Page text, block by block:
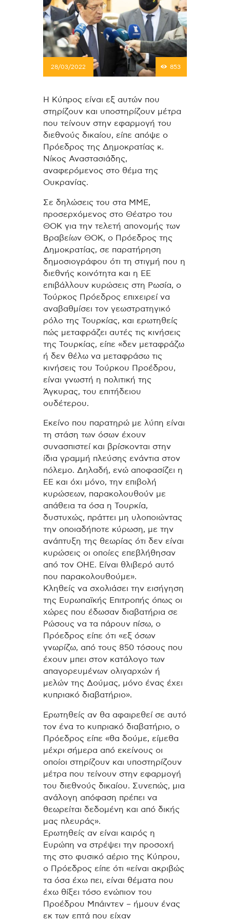
28/03/2022 853
Η Κύπρος είναι εξ αυτών που
στηρίζουν και υποστηρίζουν μέτρα
που τείνουν στην εφαρμογή του
διεθνούς δικαίου, είπε απόψε ο
Πρόεδρος της Δημοκρατίας κ.
Νίκος Αναστασιάδης,
αναφερόμενος στο θέμα της
Ουκρανίας.
Σε δηλώσεις του στα ΜΜΕ,
προσερχόμενος στο Θέατρο του
ΘΟΚ για την τελετή απονομής των
Βραβείων ΘΟΚ, ο Πρόεδρος της
Δημοκρατίας, σε παρατήρηση
δημοσιογράφου ότι τη στιγμή που η
διεθνής κοινότητα και η ΕΕ
επιβάλλουν κυρώσεις στη Ρωσία, ο
Τούρκος Πρόεδρος επιχειρεί να
αναβαθμίσει τον γεωστρατηγικό
ρόλο της Τουρκίας, και ερωτηθείς
πώς μεταφράζει αυτές τις κινήσεις
της Τουρκίας, είπε «δεν μεταφράζω
ή δεν θέλω να μεταφράσω τις
κινήσεις του Τούρκου Προέδρου,
είναι γνωστή η πολιτική της
Άγκυρας, του επιτήδειου
ουδέτερου.
Εκείνο που παρατηρώ με λύπη είναι
τη στάση των όσων έχουν
συνασπιστεί και βρίσκονται στην
ίδια γραμμή πλεύσης ενάντια στον
πόλεμο. Δηλαδή, ενώ αποφασίζει η
ΕΕ και όχι μόνο, την επιβολή
κυρώσεων, παρακολουθούν με
απάθεια τα όσα η Τουρκία,
δυστυχώς, πράττει μη υλοποιώντας
την οποιαδήποτε κύρωση, με την
ανάπτυξη της θεωρίας ότι δεν είναι
κυρώσεις οι οποίες επεβλήθησαν
από τον ΟΗΕ. Είναι θλιβερό αυτό
που παρακολουθούμε».
Κληθείς να σχολιάσει την εισήγηση
της Ευρωπαϊκής Επιτροπής όπως οι
χώρες που έδωσαν διαβατήρια σε
Ρώσους να τα πάρουν πίσω, ο
Πρόεδρος είπε ότι «εξ όσων
γνωρίζω, από τους 850 τόσους που
έχουν μπει στον κατάλογο των
απαγορευμένων ολιγαρχών ή
μελών της Δούμας, μόνο ένας έχει
κυπριακό διαβατήριο».
Ερωτηθείς αν θα αφαιρεθεί σε αυτό
τον ένα το κυπριακό διαβατήριο, ο
Πρόεδρος είπε «θα δούμε, είμεθα
μέχρι σήμερα από εκείνους οι
οποίοι στηρίζουν και υποστηρίζουν
μέτρα που τείνουν στην εφαρμογή
του διεθνούς δικαίου. Συνεπώς, μια
ανάλογη απόφαση πρέπει να
θεωρείται δεδομένη και από δικής
μας πλευράς».
Ερωτηθείς αν είναι καιρός η
Ευρώπη να στρέψει την προσοχή
της στο φυσικό αέριο της Κύπρου,
ο Πρόεδρος είπε ότι «είναι ακριβώς
τα όσα έχω πει, είναι θέματα που
έχω θίξει τόσο ενώπιον του
Προέδρου Μπάιντεν – ήμουν ένας
εκ των επτά που είχαν